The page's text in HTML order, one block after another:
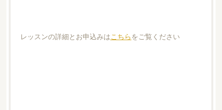
レッスンの詳細とお申込みはこちら をご覧ください